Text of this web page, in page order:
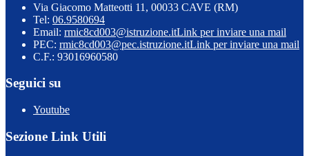
Via Giacomo Matteotti 11, 00033 CAVE (RM)
Tel: 06.9580694
Email: rmic8cd003@istruzione.itLink per inviare una mail
PEC: rmic8cd003@pec.istruzione.itLink per inviare una mail
C.F.: 93016960580
Seguici su
Youtube
Sezione Link Utili